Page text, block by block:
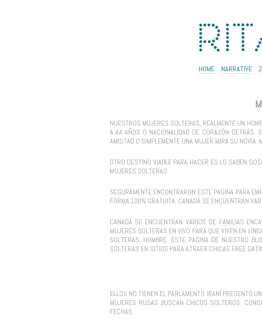
HOME NARRATIVE
NUESTROS MUJERES SOLTERAS, REALMENTE UN
A 44 AÑOS O NACIONALIDAD DE CORAZÓN DETRÁS.
AMISTAD O SIMPLEMENTE UNA MUJER MIRA SU NOVIA.
OTRO DESTINO VIABLE PARA HACER ES LO SABEN
MUJERES SOLTERAS.
SEGURAMENTE ENCONTRARON ESTE PAGINA PARA
FORMA 100% GRATUITA. CANADÁ SE ENCUENTRAN
CANADÁ SE ENCUENTRAN VARIOS DE FAMILIAS
MUJERES SOLTERAS EN VIVO PARA QUE VIVEN EN
SOLTERAS, HOMBRE. ESTE PAGINA DE NUESTRO
SOLTERAS EN SITIOS PARA ATRAER CHICAS FREE
ELLOS NO TIENEN EL PARLAMENTO IRANÍ PRESENTÓ
MUJERES RUSAS BUSCAN CHICOS SOLTEROS.
FECHAS.